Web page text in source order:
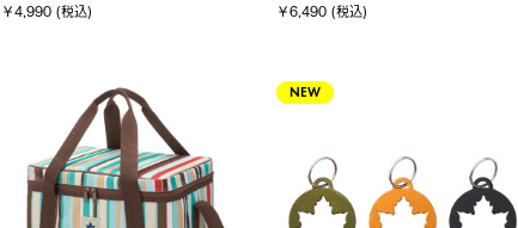
￥4,990 (税込) ￥6,490 (税込)
NEW